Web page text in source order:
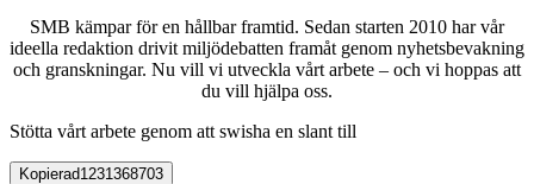
SMB kämpar för en hållbar framtid. Sedan starten 2010 har vår
ideella redaktion drivit miljödebatten framåt genom nyhetsbevakning
och granskningar. Nu vill vi utveckla vårt arbete – och vi hoppas att
du vill hjälpa oss.
Stötta vårt arbete genom att swisha en slant till
Kopierad1231368703